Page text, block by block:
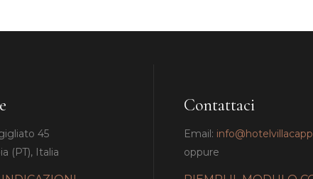
45
(PT), Italia
Contattaci
Email:
oppure